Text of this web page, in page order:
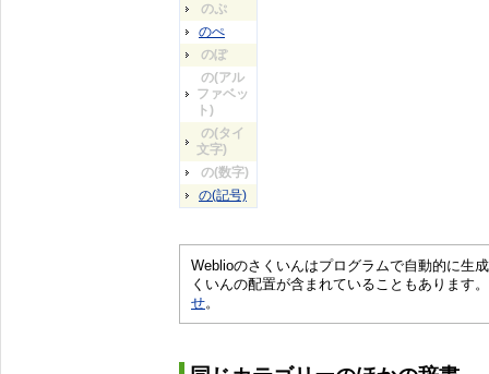
のぷ
のぺ
のぽ
の(アル
ファベッ
ト)
の(タイ
文字)
の(数字)
の(記号)
Weblioのさくいんはプログラムで自動的に生
くいんの配置が含まれていることもあります
せ。